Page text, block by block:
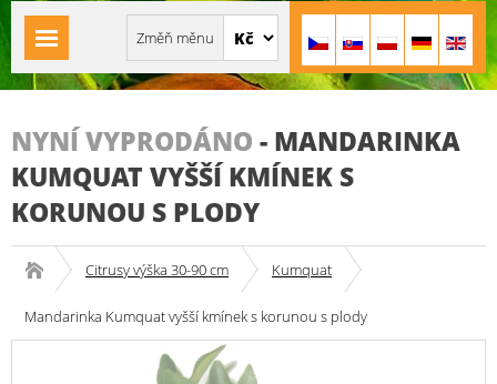
NYNÍ VYPRODÁNO - MANDARINKA
KUMQUAT VYŠŠÍ KMÍNEK S
KORUNOU S PLODY
Citrusy výška 30-90 cm Kumquat
Mandarinka Kumquat vyšší kmínek s korunou s plody